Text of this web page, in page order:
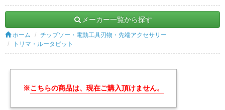
メーカー一覧から探す
ホーム
チップソー・電動工具刃物・先端アクセサリー
トリマ・ルータビット
※こちらの商品は、現在ご購入頂けません。